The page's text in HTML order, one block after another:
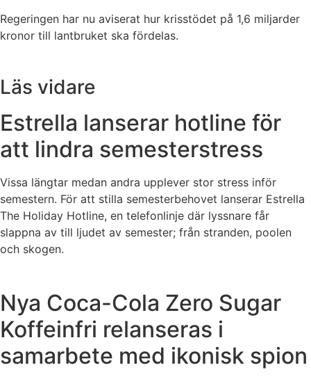
Regeringen har nu aviserat hur krisstödet på 1,6 miljarder
kronor till lantbruket ska fördelas.
Läs vidare
Estrella lanserar hotline för
att lindra semesterstress
Vissa längtar medan andra upplever stor stress inför
semestern. För att stilla semesterbehovet lanserar Estrella
The Holiday Hotline, en telefonlinje där lyssnare får
slappna av till ljudet av semester; från stranden, poolen
och skogen.
Nya Coca-Cola Zero Sugar
Koffeinfri relanseras i
samarbete med ikonisk spion